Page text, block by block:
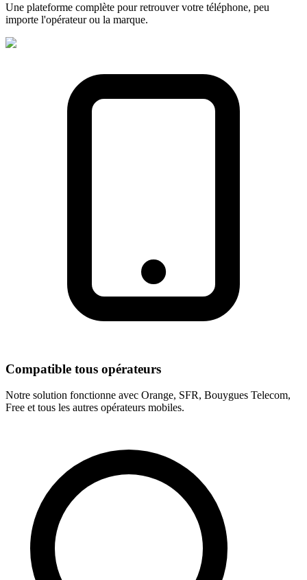
Une plateforme complète pour retrouver votre téléphone, peu
importe l'opérateur ou la marque.
Compatible tous opérateurs
Notre solution fonctionne avec Orange, SFR, Bouygues Telecom,
Free et tous les autres opérateurs mobiles.